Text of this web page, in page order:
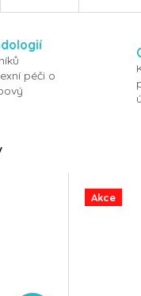
péči o
Akce